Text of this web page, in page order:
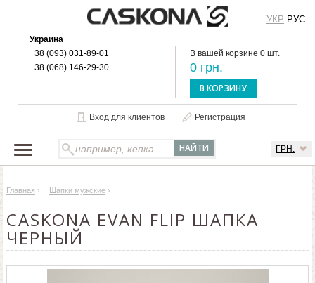
Украина
+38 (093) 031-89-01
+38 (068) 146-29-30
В вашей корзине 0 шт.
0 грн.
В КОРЗИНУ
Вход для клиентов Регистрация
ГРН.
УКР РУС
О БРЕНДЕ
ДОСТАВКА И ОПЛАТА
ОПТОВЫМ КЛИЕНТАМ
Главная › Шапки мужские ›
CASKONA EVAN FLIP ШАПКА
ЧЕРНЫЙ